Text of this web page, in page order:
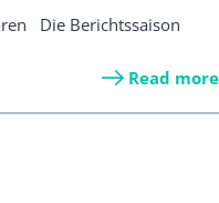
Die Berichtssaison
Read more